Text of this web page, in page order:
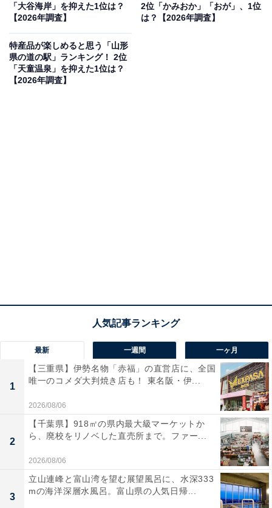
「大谷海岸」を抑えた1位は？
【2026年調査】
2位「かみおか」「おが」、1位
は？【2026年調査】
特産品が楽しめると思う「山形
県の道の駅」ランキング！ 2位
「天童温泉」を抑えた1位は？
【2026年調査】
最新 一週間 一ヶ月
1
【三重県】伊勢名物「赤福」の直営店に、全国
唯一のコメダ大判焼き店も！ 東名阪・伊...
2026/08/06
2
【千葉県】918㎡の県内最大級マーケットか
ら、廃校をリノベした直売所まで。ファー...
2026/08/06
3
立山連峰と富山湾を望む展望風呂に、水深333
mの海洋深層水風呂。富山県の人気日帰...